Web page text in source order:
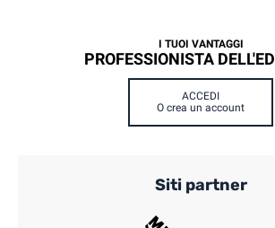
I TUOI VANTAGGI
PROFESSIONISTA
ACCEDI
O crea un account
Siti partner